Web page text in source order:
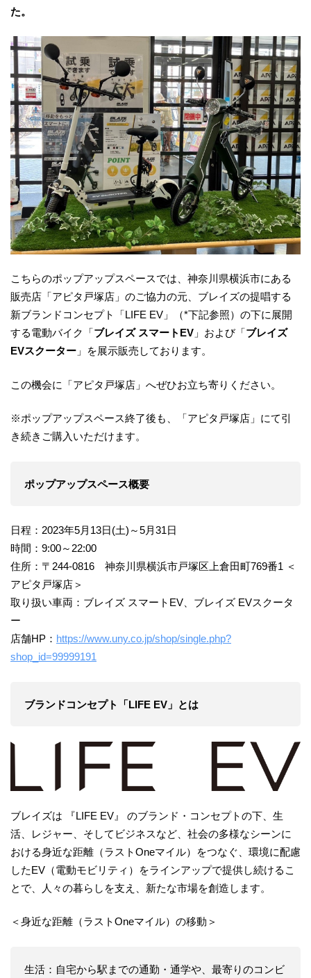
た。
こちらのポップアップスペースでは、神奈川県横浜市にある
販売店「アピタ戸塚店」のご協力の元、ブレイズの提唱する
新ブランドコンセプト「LIFE EV」（*下記参照）の下に展開
する電動バイク「ブレイズ スマートEV 」および「ブレイズ
EVスクーター 」を展示販売しております。
この機会に「アピタ戸塚店」へぜひお立ち寄りください。
※ポップアップスペース終了後も、「アピタ戸塚店」にて引
き続きご購入いただけます。
ポップアップスペース概要
日程：2023年5月13日(土)～5月31日
時間：9:00～22:00
住所：〒244-0816 神奈川県横浜市戸塚区上倉田町769番1 ＜
アピタ戸塚店＞
取り扱い車両：ブレイズ スマートEV、ブレイズ EVスクータ
ー
店舗HP： https://www.uny.co.jp/shop/single.php?
shop_id=99999191
ブランドコンセプト「LIFE EV」とは
ブレイズは 『LIFE EV』 のブランド・コンセプトの下、生
活、レジャー、そしてビジネスなど、社会の多様なシーンに
おける身近な距離（ラストOneマイル）をつなぐ、環境に配慮
したEV（電動モビリティ）をラインアップで提供し続けるこ
とで、人々の暮らしを支え、新たな市場を創造します。
＜身近な距離（ラストOneマイル）の移動＞
生活：自宅から駅までの通勤・通学や、最寄りのコンビ